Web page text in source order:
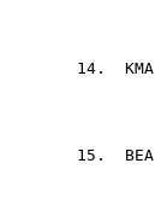
14. KMA
15. BEA